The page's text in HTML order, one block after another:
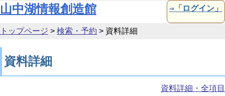
本文へ移動
山中湖情報創造館 ⇒「ログイン」
トップページ > 検索・予約 > 資料詳細
資料詳細
資料詳細・全項目